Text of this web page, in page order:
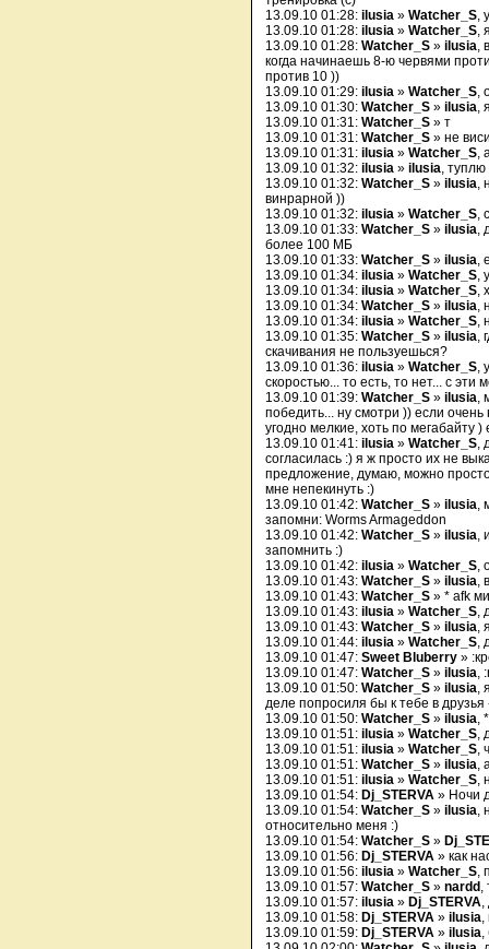
13.09.10 01:28: ilusia » Watcher_S,
13.09.10 01:28: ilusia » Watcher_S,
13.09.10 01:28: Watcher_S » ilusia,
когда начинаешь 8-ю червями
против 10 ))
13.09.10 01:29: ilusia » Watcher_S,
13.09.10 01:30: Watcher_S » ilusia,
13.09.10 01:31: Watcher_S » т
13.09.10 01:31: Watcher_S » не
13.09.10 01:31: ilusia » Watcher_S,
13.09.10 01:32: ilusia » ilusia, туплю
13.09.10 01:32: Watcher_S » ilusia,
винрарной ))
13.09.10 01:32: ilusia » Watcher_S,
13.09.10 01:33: Watcher_S » ilusia,
более 100 МБ
13.09.10 01:33: Watcher_S » ilusia,
13.09.10 01:34: ilusia » Watcher_S,
13.09.10 01:34: ilusia » Watcher_S,
13.09.10 01:34: Watcher_S » ilusia,
13.09.10 01:34: ilusia » Watcher_S,
13.09.10 01:35: Watcher_S » ilusia,
скачивания не пользуешься?
13.09.10 01:36: ilusia » Watcher_S,
скоростью... то есть, то нет... с
13.09.10 01:39: Watcher_S » ilusia,
победить... ну смотри )) если очень
угодно мелкие, хоть по мегабайту
13.09.10 01:41: ilusia » Watcher_S,
согласилась :) я ж просто их не
предложение, думаю, можно
мне непекинуть :)
13.09.10 01:42: Watcher_S » ilusia,
запомни: Worms Armageddon
13.09.10 01:42: Watcher_S » ilusia,
запомнить :)
13.09.10 01:42: ilusia » Watcher_S,
13.09.10 01:43: Watcher_S » ilusia,
13.09.10 01:43: Watcher_S » * afk
13.09.10 01:43: ilusia » Watcher_S,
13.09.10 01:43: Watcher_S » ilusia,
13.09.10 01:44: ilusia » Watcher_S,
13.09.10 01:47: Sweet Bluberry »
13.09.10 01:47: Watcher_S » ilusia,
13.09.10 01:50: Watcher_S » ilusia,
деле попросиля бы к тебе в
13.09.10 01:50: Watcher_S » ilusia,
13.09.10 01:51: ilusia » Watcher_S,
13.09.10 01:51: ilusia » Watcher_S,
13.09.10 01:51: Watcher_S » ilusia,
13.09.10 01:51: ilusia » Watcher_S,
13.09.10 01:54: Dj_STERVA » Ночи
13.09.10 01:54: Watcher_S » ilusia,
относительно меня :)
13.09.10 01:54: Watcher_S »
13.09.10 01:56: Dj_STERVA » как
13.09.10 01:56: ilusia » Watcher_S,
13.09.10 01:57: Watcher_S » nardd ,
13.09.10 01:57: ilusia » Dj_STERVA,
13.09.10 01:58: Dj_STERVA » ilusia,
13.09.10 01:59: Dj_STERVA » ilusia,